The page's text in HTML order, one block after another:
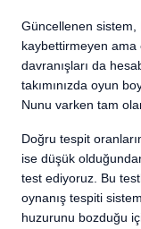
Güncellenen
kaybettirmeyen
davranışları da
takımınızda oyun
Nunu varken tam
Doğru tespit
ise düşük
test ediyoruz. Bu
oynanış tespiti
huzurunu bozduğu